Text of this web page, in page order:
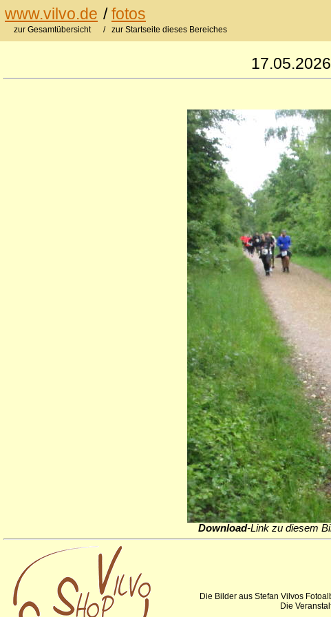
www.vilvo.de /fotos
zur Gesamtübersicht / zur Startseite dieses Bereiches
Download-Link zu diesem
Die Bilder aus Stefan Vilvos
Die